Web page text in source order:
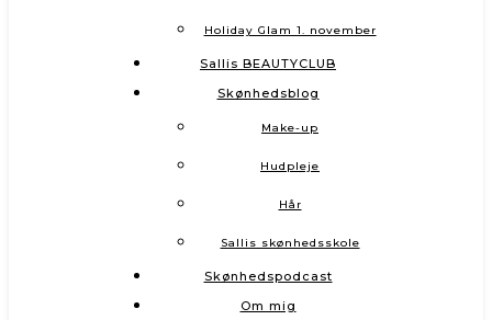
Holiday Glam 1. november
Sallis BEAUTYCLUB
Skønhedsblog
Make-up
Hudpleje
Hår
Sallis skønhedsskole
Skønhedspodcast
Om mig